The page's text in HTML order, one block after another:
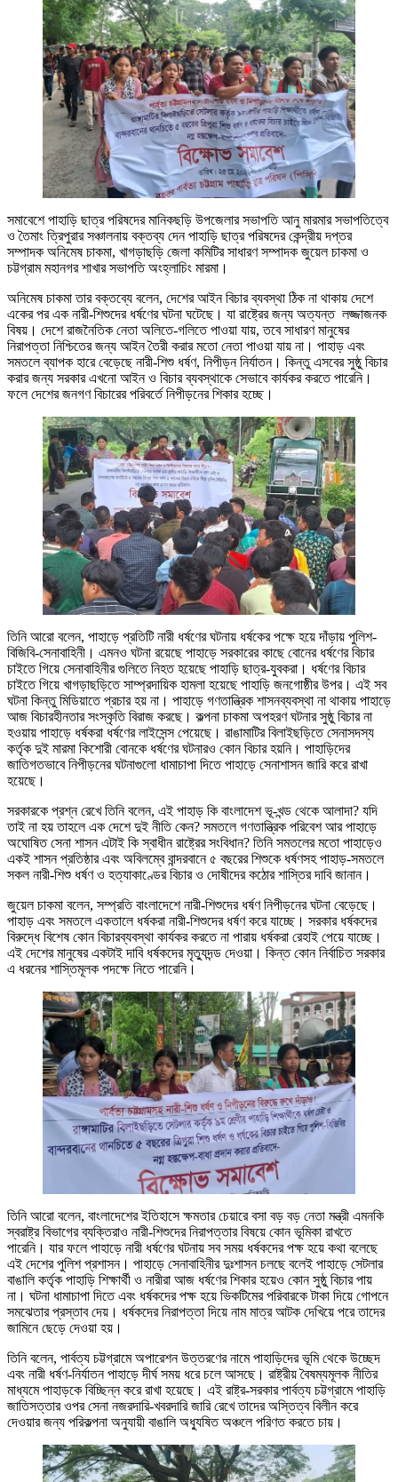
সমাবেশে পাহাড়ি ছাত্র পরিষদের মানিকছড়ি উপজেলার সভাপতি আনু মারমার সভাপতিত্বে
ও তৈমাং ত্রিপুরার সঞ্চালনায় বক্তব্য দেন পাহাড়ি ছাত্র পরিষদের কেন্দ্রীয় দপ্তর
সম্পাদক অনিমেষ চাকমা, খাগড়াছড়ি জেলা কমিটির সাধারণ সম্পাদক জুয়েল চাকমা ও
চট্টগ্রাম মহানগর শাখার সভাপতি অংহ্লাচিং মারমা।
অনিমেষ চাকমা তার বক্তব্যে বলেন, দেশের আইন বিচার ব্যবস্থা ঠিক না থাকায় দেশে
একের পর এক নারী-শিশুদের ধর্ষণের ঘটনা ঘটেছে। যা রাষ্ট্রের জন্য অত্যন্ত লজ্জাজনক
বিষয়। দেশে রাজনৈতিক নেতা অলিতে-গলিতে পাওয়া যায়, তবে সাধারণ মানুষের
নিরাপত্তা নিশ্চিতের জন্য আইন তৈরী করার মতো নেতা পাওয়া যায় না। পাহাড় এবং
সমতলে ব্যাপক হারে বেড়েছে নারী-শিশু ধর্ষণ, নিপীড়ন নির্যাতন। কিন্তু এসবের সুষ্ঠু বিচার
করার জন্য সরকার এখনো আইন ও বিচার ব্যবস্থাকে সেভাবে কার্যকর করতে পারেনি।
ফলে দেশের জনগণ বিচারের পরিবর্তে নিপীড়নের শিকার হচ্ছে।
তিনি আরো বলেন, পাহাড়ে প্রতিটি নারী ধর্ষণের ঘটনায় ধর্ষকের পক্ষে হয়ে দাঁড়ায় পুলিশ-
বিজিবি-সেনাবাহিনী। এমনও ঘটনা রয়েছে পাহাড়ে সরকারের কাছে বোনের ধর্ষণের বিচার
চাইতে গিয়ে সেনাবাহিনীর গুলিতে নিহত হয়েছে পাহাড়ি ছাত্র-যুবকরা। ধর্ষণের বিচার
চাইতে গিয়ে খাগড়াছড়িতে সাম্প্রদায়িক হামলা হয়েছে পাহাড়ি জনগোষ্ঠীর উপর। এই সব
ঘটনা কিন্তু মিডিয়াতে প্রচার হয় না। পাহাড়ে গণতান্ত্রিক শাসনব্যবস্থা না থাকায় পাহাড়ে
আজ বিচারহীনতার সংস্কৃতি বিরাজ করছে। কল্পনা চাকমা অপহরণ ঘটনার সুষ্ঠু বিচার না
হওয়ায় পাহাড়ে ধর্ষকরা ধর্ষণের লাইসেন্স পেয়েছে। রাঙামাটির বিলাইছড়িতে সেনাসদস্য
কর্তৃক দুই মারমা কিশোরী বোনকে ধর্ষণের ঘটনারও কোন বিচার হয়নি। পাহাড়িদের
জাতিগতভাবে নিপীড়নের ঘটনাগুলো ধামাচাপা দিতে পাহাড়ে সেনাশাসন জারি করে রাখা
হয়েছে।
সরকারকে প্রশ্ন রেখে তিনি বলেন, এই পাহাড় কি বাংলাদেশ ভূ-খন্ড থেকে আলাদা? যদি
তাই না হয় তাহলে এক দেশে দুই নীতি কেন? সমতলে গণতান্ত্রিক পরিবেশ আর পাহাড়ে
অঘোষিত সেনা শাসন এটাই কি স্বাধীন রাষ্ট্রের সংবিধান? তিনি সমতলের মতো পাহাড়েও
একই শাসন প্রতিষ্ঠার এবং অবিলম্বে বান্দরবানে ৫ বছরের শিশুকে ধর্ষণসহ পাহাড়-সমতলে
সকল নারী-শিশু ধর্ষণ ও হত্যাকাণ্ডের বিচার ও দোষীদের কঠোর শাস্তির দাবি জানান।
জুয়েল চাকমা বলেন, সম্প্রতি বাংলাদেশে নারী-শিশুদের ধর্ষণ নিপীড়নের ঘটনা বেড়েছে।
পাহাড় এবং সমতলে একতালে ধর্ষকরা নারী-শিশুদের ধর্ষণ করে যাচ্ছে। সরকার ধর্ষকদের
বিরুদ্ধে বিশেষ কোন বিচারব্যবস্থা কার্যকর করতে না পারায় ধর্ষকরা রেহাই পেয়ে যাচ্ছে।
এই দেশের মানুষের একটাই দাবি ধর্ষকদের মৃত্যুদন্ড দেওয়া। কিন্ত কোন নির্বাচিত সরকার
এ ধরনের শাস্তিমূলক পদক্ষে নিতে পারেনি।
তিনি আরো বলেন, বাংলাদেশের ইতিহাসে ক্ষমতার চেয়ারে বসা বড় বড় নেতা মন্ত্রী এমনকি
স্বরাষ্ট্র বিভাগের ব্যক্তিরাও নারী-শিশুদের নিরাপত্তার বিষয়ে কোন ভূমিকা রাখতে
পারেনি। যার ফলে পাহাড়ে নারী ধর্ষণের ঘটনায় সব সময় ধর্ষকদের পক্ষ হয়ে কথা বলেছে
এই দেশের পুলিশ প্রশাসন। পাহাড়ে সেনাবাহিনীর দুঃশাসন চলছে বলেই পাহাড়ে সেটলার
বাঙালি কর্তৃক পাহাড়ি শিক্ষার্থী ও নারীরা আজ ধর্ষণের শিকার হয়েও কোন সুষ্ঠু বিচার পায়
না। ঘটনা ধামাচাপা দিতে এবং ধর্ষকদের পক্ষ হয়ে ভিকটিমের পরিবারকে টাকা দিয়ে গোপনে
সমঝেতার প্রস্তাব দেয়। ধর্ষকদের নিরাপত্তা দিয়ে নাম মাত্র আটক দেখিয়ে পরে তাদের
জামিনে ছেড়ে দেওয়া হয়।
তিনি বলেন, পার্বত্য চট্টগ্রামে অপারেশন উত্তরণের নামে পাহাড়িদের ভূমি থেকে উচ্ছেদ
এবং নারী ধর্ষণ-নির্যাতন পাহাড়ে দীর্ঘ সময় ধরে চলে আসছে। রাষ্ট্রীয় বৈষম্যমূলক নীতির
মাধ্যমে পাহাড়কে বিচ্ছিন্ন করে রাখা হয়েছে। এই রাষ্ট্র-সরকার পার্বত্য চট্টগ্রামে পাহাড়ি
জাতিসত্তার ওপর সেনা নজরদারি-খবরদারি জারি রেখে তাদের অস্তিত্ব বিলীন করে
দেওয়ার জন্য পরিকল্পনা অনুযায়ী বাঙালি অধ্যুষিত অঞ্চলে পরিণত করতে চায়।